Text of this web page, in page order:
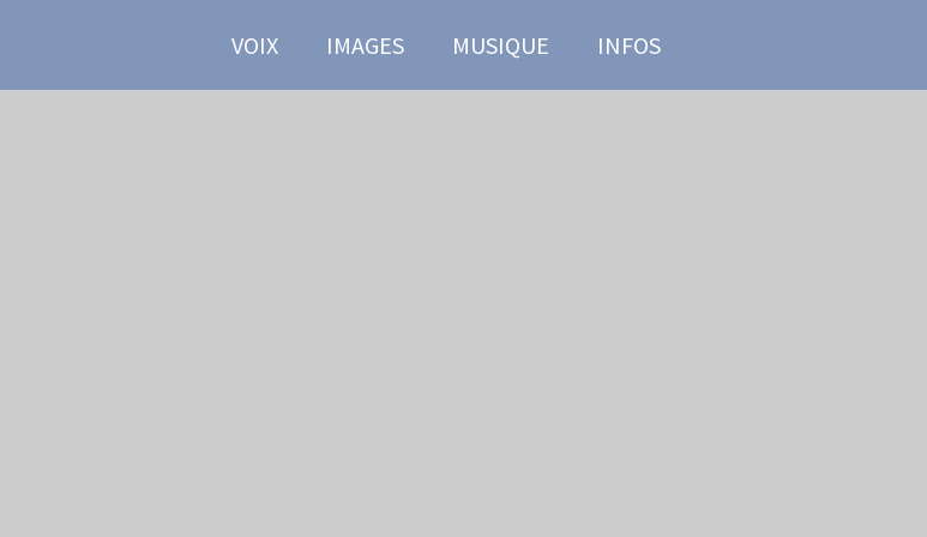
VOIX IMAGES MUSIQUE INFOS